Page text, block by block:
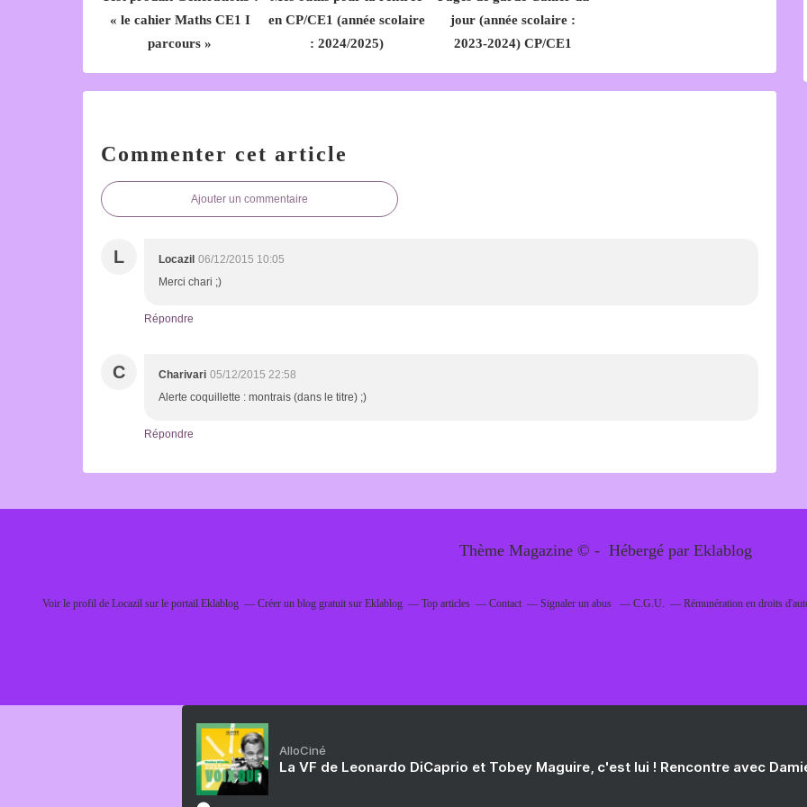
« le cahier Maths CE1 I
parcours »
en CP/CE1 (année scolaire
: 2024/2025)
jour (année scolaire :
2023-2024) CP/CE1
Commenter cet article
Ajouter un commentaire
L Locazil 06/12/2015 10:05
Merci chari ;)
Répondre
C Charivari 05/12/2015 22:58
Alerte coquillette : montrais (dans le titre) ;)
Répondre
Thème Magazine © - Hébergé par Eklablog
Voir le profil de Locazilsur le portail Eklablog Créer un blog gratuit sur Eklablog Top articles Contact Signaler un abus C.G.U. Rémunération en droits
AlloCiné
La VF de Leonardo DiCaprio et Tobey Maguire, c'est lui ! Rencontre avec